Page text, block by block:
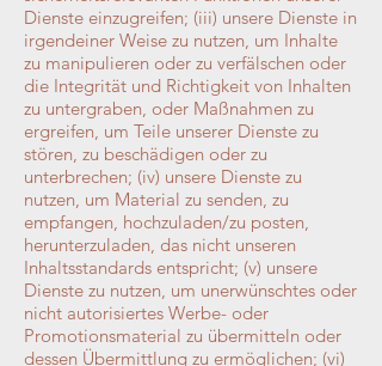
Dienste einzugreifen; (iii) unsere Dienste in
irgendeiner Weise zu nutzen, um Inhalte
zu manipulieren oder zu verfälschen oder
die Integrität und Richtigkeit von Inhalten
zu untergraben, oder Maßnahmen zu
ergreifen, um Teile unserer Dienste zu
stören, zu beschädigen oder zu
unterbrechen; (iv) unsere Dienste zu
nutzen, um Material zu senden, zu
empfangen, hochzuladen/zu posten,
herunterzuladen, das nicht unseren
Inhaltsstandards entspricht; (v) unsere
Dienste zu nutzen, um unerwünschtes oder
nicht autorisiertes Werbe- oder
Promotionsmaterial zu übermitteln oder
dessen Übermittlung zu ermöglichen; (vi)